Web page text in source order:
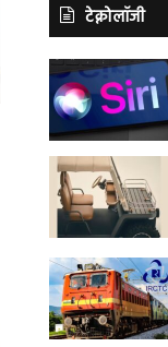
टेक्नोलॉजी